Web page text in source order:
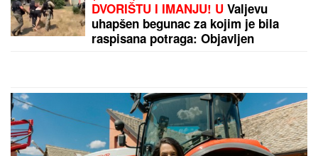
RUSKINjA SUROVO NAPADNUTA NA VOŽDOVCU:
Devojčice (15) je oborile, tukle i otele ranac, a onda
je usledio obrt
PREPORUKA ZA VAS